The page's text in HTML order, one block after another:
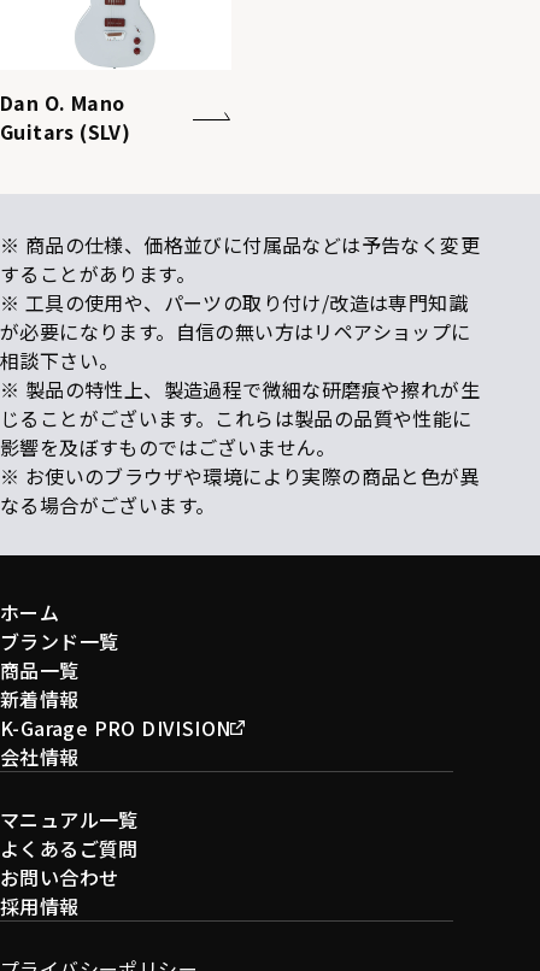
Dan O. Mano
Guitars (SLV)
※ 商品の仕様、価格並びに付属品などは予告なく変更
することがあります。
※ 工具の使用や、パーツの取り付け/改造は専門知識
が必要になります。自信の無い方はリペアショップに
相談下さい。
※ 製品の特性上、製造過程で微細な研磨痕や擦れが生
じることがございます。これらは製品の品質や性能に
影響を及ぼすものではございません。
※ お使いのブラウザや環境により実際の商品と色が異
なる場合がございます。
ホーム
ブランド一覧
商品一覧
新着情報
K-Garage PRO DIVISION
会社情報
マニュアル一覧
よくあるご質問
お問い合わせ
採用情報